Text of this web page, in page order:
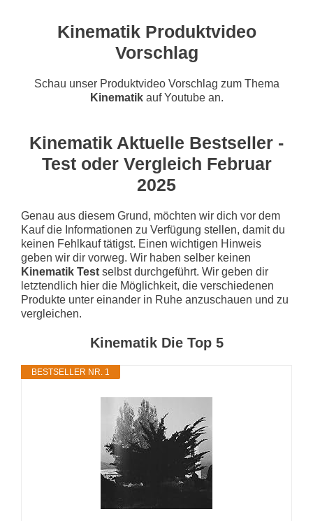
Kinematik Produktvideo
Vorschlag
Schau unser Produktvideo Vorschlag zum Thema
Kinematikauf Youtube an.
Kinematik Aktuelle Bestseller -
Test oder Vergleich Februar
2025
Genau aus diesem Grund, möchten wir dich vor dem
Kauf die Informationen zu Verfügung stellen, damit du
keinen Fehlkauf tätigst. Einen wichtigen Hinweis
geben wir dir vorweg. Wir haben selber keinen
Kinematik Test selbst durchgeführt. Wir geben dir
letztendlich hier die Möglichkeit, die verschiedenen
Produkte unter einander in Ruhe anzuschauen und zu
vergleichen.
Kinematik Die Top 5
BESTSELLER NR. 1